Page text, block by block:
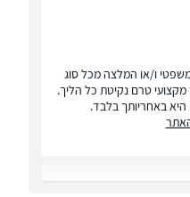
משפטי ו/או המלצה מכל סוג
מקצועי טרם נקיטת כל הליך.
באחריותך בלבד.